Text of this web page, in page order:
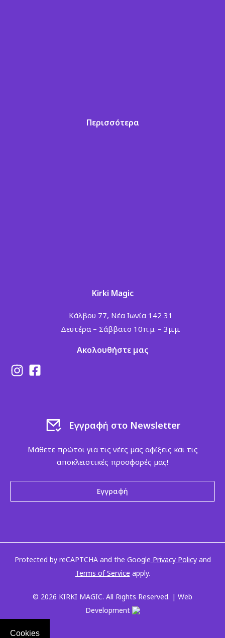
Cookies
Περισσότερα
Kirki Magic
Κάλβου 77, Νέα Ιωνία 142 31
Δευτέρα – Σάββατο 10π.μ. – 3μ.μ.
Ακολουθήστε μας
Εγγραφή στο Newsletter
Μάθετε πρώτοι για τις νέες μας αφίξεις και τις
αποκλειστικές προσφορές μας!
Εγγραφή
Protected by reCAPTCHA and the Google Privacy Policyand
Terms of Service apply.
© 2026 KIRKI MAGIC. All Rights Reserved. | Web
Development